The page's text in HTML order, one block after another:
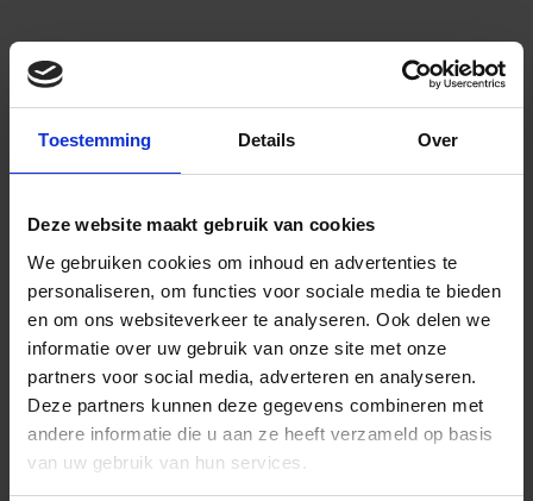
Toestemming Details Over
Deze website maakt gebruik van cookies
We gebruiken cookies om inhoud en advertenties te
personaliseren, om functies voor sociale media te bieden
en om ons websiteverkeer te analyseren. Ook delen we
informatie over uw gebruik van onze site met onze
partners voor social media, adverteren en analyseren.
Deze partners kunnen deze gegevens combineren met
andere informatie die u aan ze heeft verzameld op basis
van uw gebruik van hun services.